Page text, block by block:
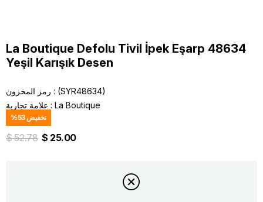
La Boutique Defolu Tivil İpek Eşarp 48634
Yeşil Karışık Desen
رمز المخزون
(SYR48634)
علامة تجارية : La Boutique
%53تخفيض
$ 52.78 $ 25.00